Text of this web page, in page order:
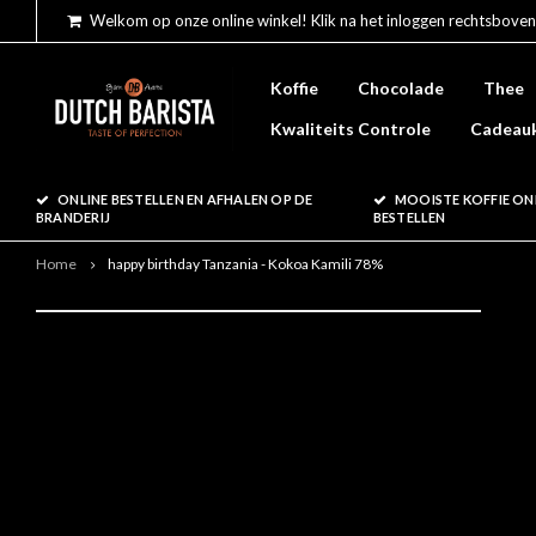
Welkom op onze online winkel! Klik na het inloggen
Koffie Chocolade Thee
Kwaliteits Controle
ONLINE BESTELLEN EN AFHALEN OP DE
BRANDERIJ
MOOISTE KOFFIE
BESTELLEN
Home happy birthday Tanzania - Kokoa Kamili 78%